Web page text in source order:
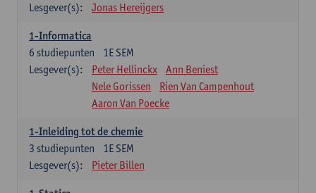
Lesgever(s):
Jonas Hereijgers
1-Informatica
1E SEM
6 studiepunten
Lesgever(s):
Peter Hellinckx
Ann Beniest
Nele Gorissen
Rien Van Campenhout
Aaron Van Poecke
1-Inleiding tot de chemie
1E SEM
3 studiepunten
Lesgever(s):
Pieter Billen